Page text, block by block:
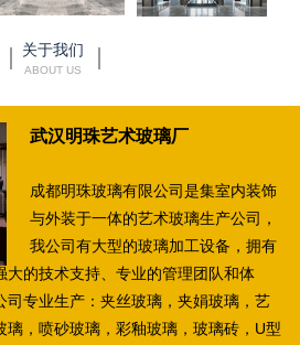
关于我们
ABOUT US
武汉明珠艺术玻璃厂
成都明珠玻璃有限公司是集室内装饰
与外装于一体的艺术玻璃生产公司，
我公司有大型的玻璃加工设备，拥有
大的技术支持、专业的管理团队和体
司专业生产：夹丝玻璃，夹娟玻璃，艺
璃，喷砂玻璃，彩釉玻璃，玻璃砖，U型